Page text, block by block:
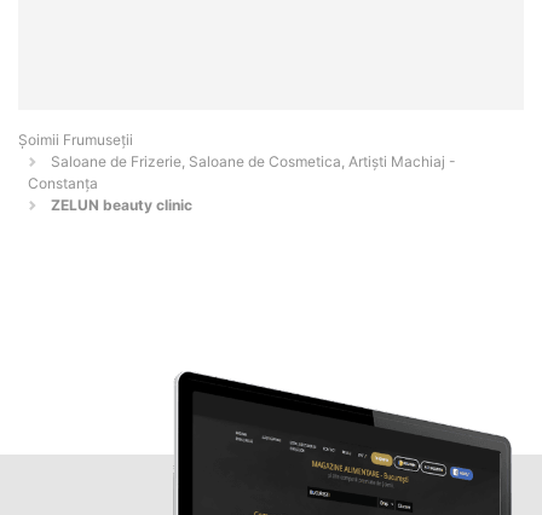
Șoimii Frumuseții
Saloane de Frizerie, Saloane de Cosmetica, Artiști Machiaj -
Constanţa
ZELUN beauty clinic